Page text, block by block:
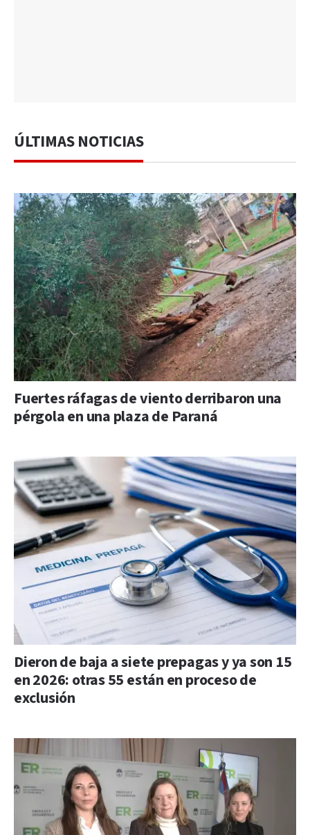
ÚLTIMAS NOTICIAS
Fuertes ráfagas de viento derribaron una
pérgola en una plaza de Paraná
Dieron de baja a siete prepagas y ya son 15
en 2026: otras 55 están en proceso de
exclusión